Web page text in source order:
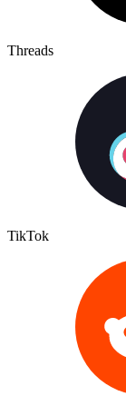
Threads
TikTok